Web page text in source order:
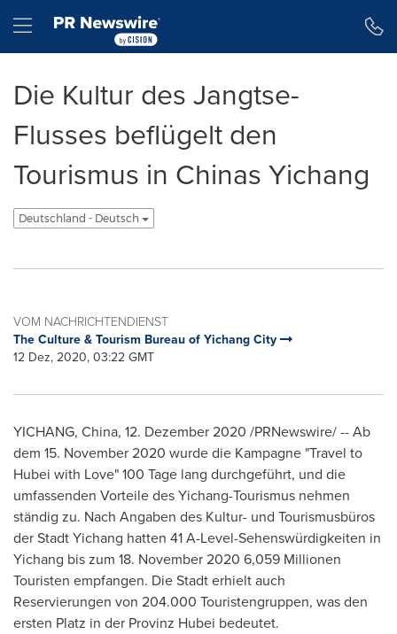
Hamburger menu
Die Kultur des Jangtse-
Flusses beflügelt den
Tourismus in Chinas Yichang
Deutschland - Deutsch
VOM NACHRICHTENDIENST
The Culture & Tourism Bureau of Yichang City
12 Dez, 2020, 03:22 GMT
YICHANG, China, 12. Dezember 2020 /PRNewswire/ -- Ab
dem 15. November 2020 wurde die Kampagne "Travel to
Hubei with Love" 100 Tage lang durchgeführt, und die
umfassenden Vorteile des Yichang-Tourismus nehmen
ständig zu. Nach Angaben des Kultur- und Tourismusbüros
der Stadt Yichang hatten 41 A-Level-Sehenswürdigkeiten in
Yichang bis zum 18. November 2020 6,059 Millionen
Touristen empfangen. Die Stadt erhielt auch
Reservierungen von 204.000 Touristengruppen, was den
ersten Platz in der Provinz Hubei bedeutet.